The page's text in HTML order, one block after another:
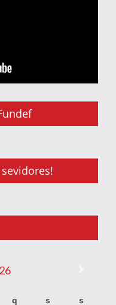
q s s